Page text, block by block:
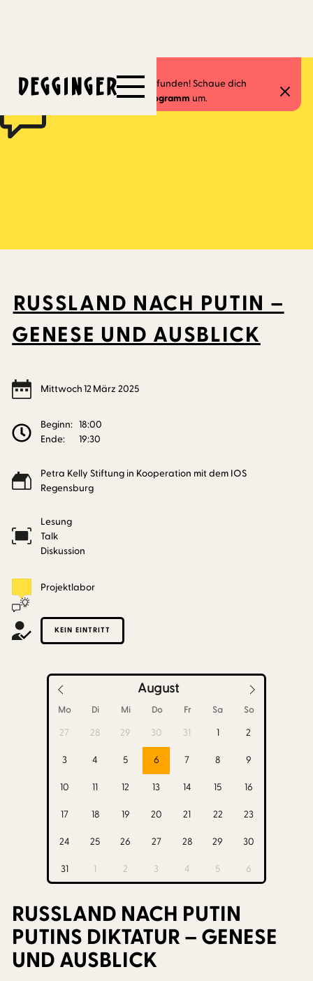
Dieses Event hat schon stattgefunden! Schaue dich
gerne in unseremaktuellen Programm um.
12.3.2025
RUSSLAND NACH PUTIN –
GENESE UND AUSBLICK
Mittwoch12 März 2025
Beginn: 18:00
Ende:
19:30
Petra Kelly Stiftung in Kooperation mit dem IOS
Regensburg
Lesung
Talk
Diskussion
Projektlabor
KEIN EINTRITT
August
Mo Di Mi Do Fr Sa So
27 28 29 30 31 1 2
3 4 5 6 7 8 9
10 11 12 13 14 15 16
17 18 19 20 21 22 23
24 25 26 27 28 29 30
31 1 2 3 4 5 6
RUSSLAND NACH PUTIN
PUTINS DIKTATUR – GENESE
UND AUSBLICK